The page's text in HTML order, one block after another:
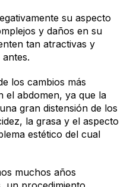
su aspecto
y daños en su
tan atractivas y
los cambios más
el abdomen, ya que la
gran distensión de los
la grasa y el aspecto
estético del cual
muchos años